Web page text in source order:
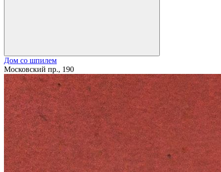
Дом со шпилем
Московский пр., 190